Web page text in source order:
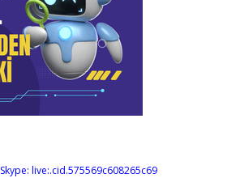
Skype: live:.cid.575569c608265c69